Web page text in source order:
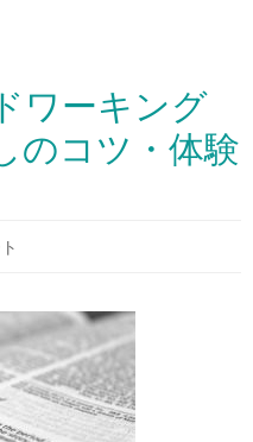
ワーキング
のコツ・体験